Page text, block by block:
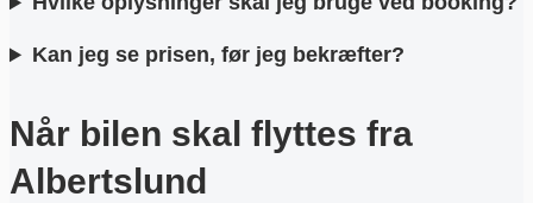
Kan jeg se prisen, før jeg bekræfter?
Når bilen skal flyttes fra
Albertslund